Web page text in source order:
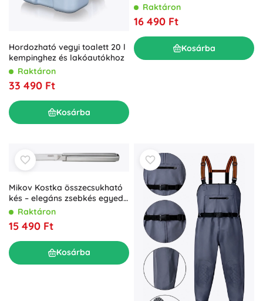
Hordozható vegyi toalett 20 l
kempinghez és lakóautókhoz
Raktáron
33 490 Ft
Kosárba
Raktáron
16 490 Ft
Kosárba
Mikov Kostka összecsukható
kés – elegáns zsebkés egyedi
nyitási megoldással
Raktáron
15 490 Ft
Kosárba